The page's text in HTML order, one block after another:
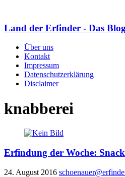
Land der Erfinder - Das
Über uns
Kontakt
Impressum
Datenschutzerklärung
Disclaimer
knabberei
Erfindung der Woche:
24. August 2016